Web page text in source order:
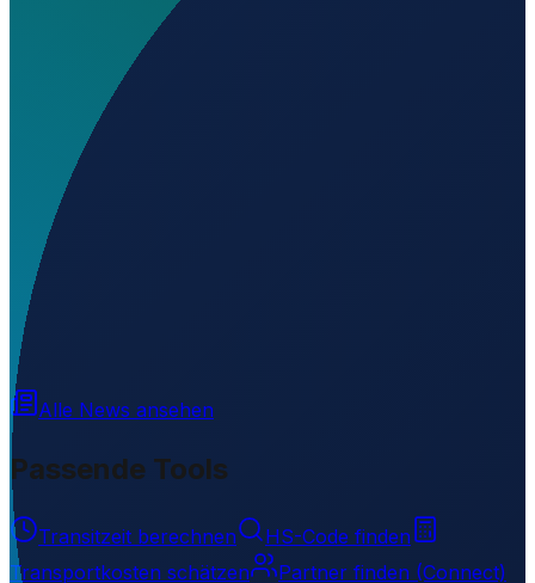
Wo liegt Erenköy Helipad?
Wird geladen...
Alle News ansehen
Passende Tools
Transitzeit berechnen
HS-Code finden
Transportkosten schätzen
Partner finden (Connect)